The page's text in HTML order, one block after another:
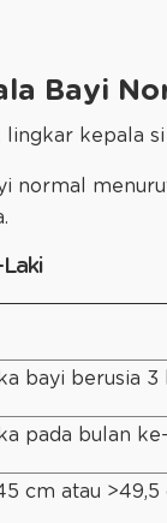
Bayi
lingkar kepala
normal
bayi berusia 3
pada bulan
cm atau >49,5